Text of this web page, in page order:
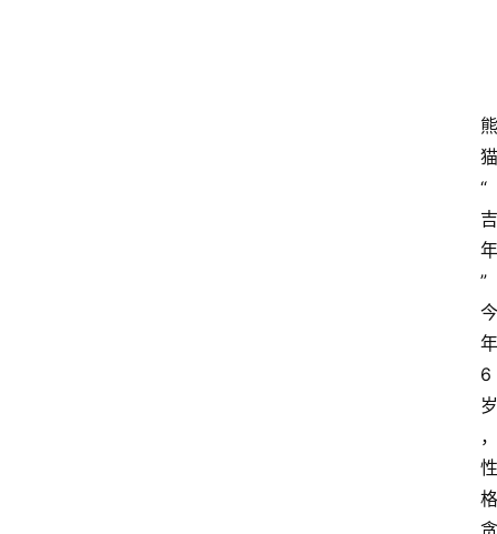
熊
猫
“
吉
年
”
今
年
6
岁
，
性
格
贪